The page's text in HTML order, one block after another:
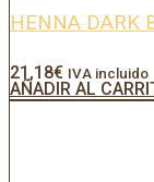
HENNA DARK
21,18€ IVA incluido
AÑADIR AL